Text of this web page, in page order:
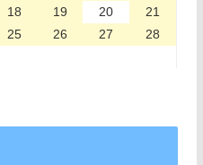
18 19 20
21
25 26 27
28